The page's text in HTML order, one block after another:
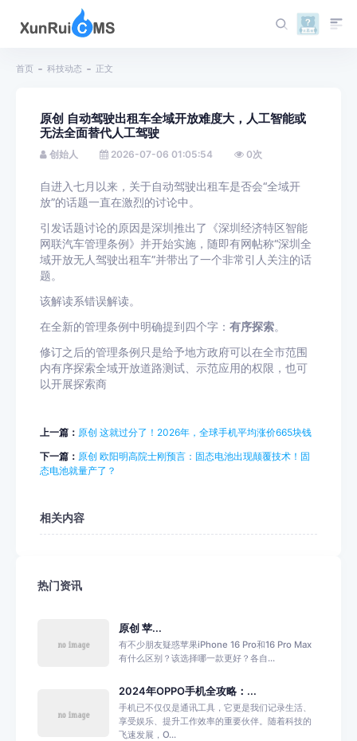
首页 科技动态 正文
原创 自动驾驶出租车全域开放难度大，人工智能或
无法全面替代人工驾驶
创始人 2026-07-06 01:05:54 0次
自进入七月以来，关于自动驾驶出租车是否会“全域开
放”的话题一直在激烈的讨论中。
引发话题讨论的原因是深圳推出了《深圳经济特区智能
网联汽车管理条例》并开始实施，随即有网帖称“深圳全
域开放无人驾驶出租车”并带出了一个非常引人关注的话
题。
该解读系错误解读。
在全新的管理条例中明确提到四个字： 有序探索。
修订之后的管理条例只是给予地方政府可以在全市范围
内有序探索全域开放道路测试、示范应用的权限，也可
以开展探索商
上一篇： 原创 这就过分了！2026年，全球手机平均涨价665块钱
下一篇： 原创 欧阳明高院士刚预言：固态电池出现颠覆技术！固
态电池就量产了？
相关内容
热门资讯
原创 苹...
有不少朋友疑惑苹果iPhone 16 Pro和16 Pro Max
有什么区别？该选择哪一款更好？各自...
2024年OPPO手机全攻略：...
手机已不仅仅是通讯工具，它更是我们记录生活、
享受娱乐、提升工作效率的重要伙伴。随着科技的
飞速发展，O...